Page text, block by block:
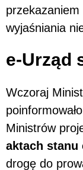
wyjaśniania
e-Urząd
Wczoraj
Ministrów
aktach stanu
drogę do